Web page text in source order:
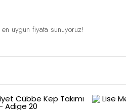
uygun fiyata sunuyoruz!